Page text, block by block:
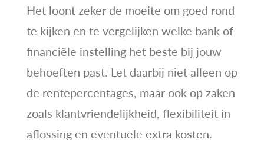
Het loont zeker de moeite om goed rond
te kijken en te vergelijken welke bank of
financiële instelling het beste bij jouw
behoeften past. Let daarbij niet alleen op
de rentepercentages, maar ook op zaken
zoals klantvriendelijkheid, flexibiliteit in
aflossing en eventuele extra kosten.